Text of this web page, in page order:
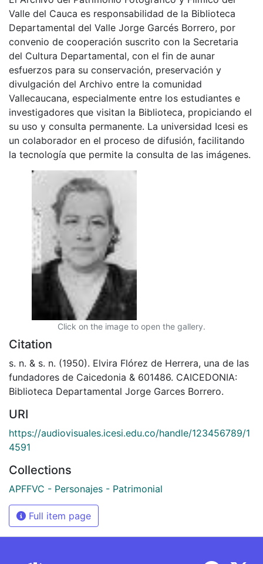
Valle del Cauca es responsabilidad de la Biblioteca
Departamental del Valle Jorge Garcés Borrero, por
convenio de cooperación suscrito con la Secretaria
del Cultura Departamental, con el fin de aunar
esfuerzos para su conservación, preservación y
divulgación del Archivo entre la comunidad
Vallecaucana, especialmente entre los estudiantes e
investigadores que visitan la Biblioteca, propiciando el
su uso y consulta permanente. La universidad Icesi es
un colaborador en el proceso de difusión, facilitando
la tecnología que permite la consulta de las imágenes.
Click on the image to open the gallery.
Citation
s. n. & s. n. (1950). Elvira Flórez de Herrera, una de las
fundadores de Caicedonia & 601486. CAICEDONIA:
Biblioteca Departamental Jorge Garces Borrero.
URI
https://audiovisuales.icesi.edu.co/handle/123456789/1
4591
Collections
APFFVC - Personajes - Patrimonial
Full item page